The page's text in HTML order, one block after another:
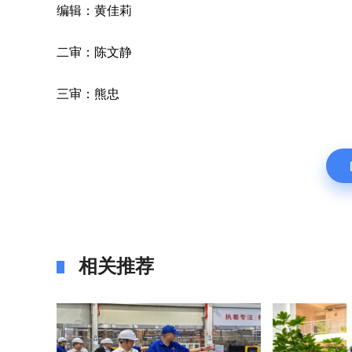
编辑：黄佳莉
二审：陈文静
三审：熊忠
相关推荐